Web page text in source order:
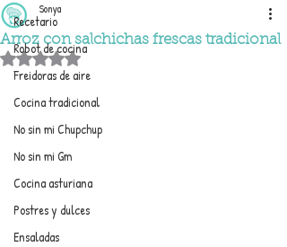
Recetario
Robot de cocina
Freidoras de aire
Cocina tradicional
No sin mi Chupchup
No sin mi Gm
Cocina asturiana
Postres y dulces
Ensaladas
Arroz con salchichas frescas tradicional
Sonya
Obtuvo NaN de 5 estrellas.